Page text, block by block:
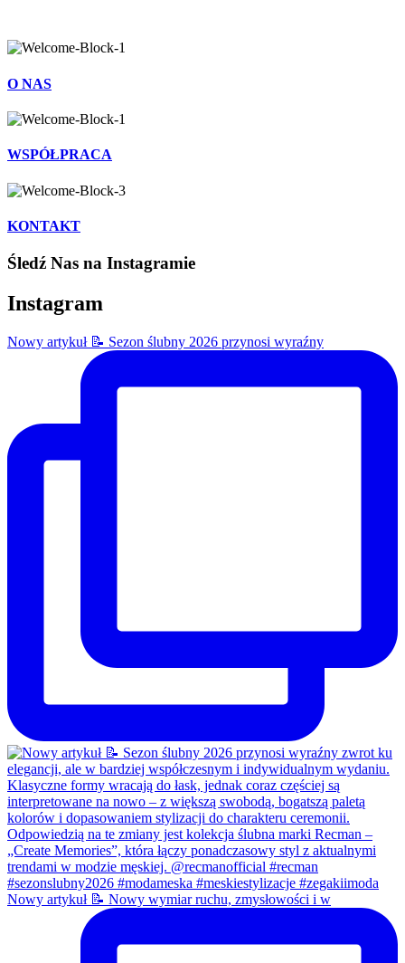
O NAS
WSPÓŁPRACA
KONTAKT
Śledź Nas na Instagramie
Instagram
Nowy artykuł 📝 Sezon ślubny 2026 przynosi wyraźny
Nowy artykuł 📝 Nowy wymiar ruchu, zmysłowości i w